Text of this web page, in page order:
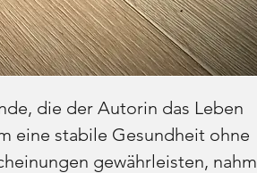
die der Autorin das Leben
eine stabile Gesundheit ohne
gewährleisten, nahm